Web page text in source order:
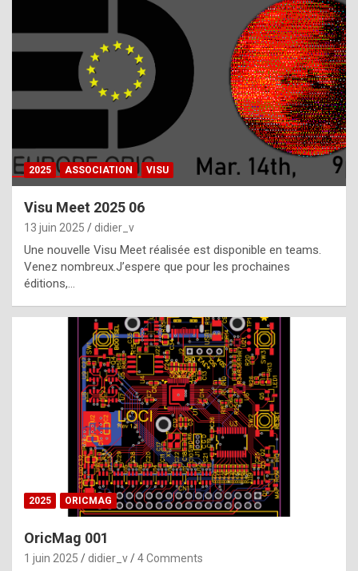
h
a
t
t
e
b
e
s
t
p
h
o
n
y
2025 ASSOCIATION VISU
Visu Meet 2025 06
13 juin 2025 didier_v
Une nouvelle Visu Meet réalisée est disponible en teams.
Venez nombreux.J’espere que pour les prochaines
éditions,…
2025 ORICMAG
OricMag 001
1 juin 2025 didier_v 4 Comments